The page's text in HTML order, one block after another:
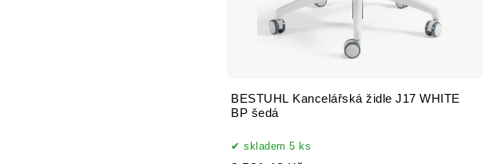
BESTUHL Kancelářská židle J17 WHITE
BP šedá
skladem 5 ks